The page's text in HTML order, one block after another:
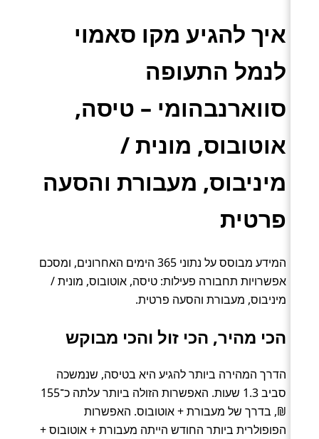
איך להגיע מקו סאמוי
לנמל התעופה
סווארנבהומי – טיסה,
אוטובוס, מונית /
מיניבוס, מעבורת והסעה
פרטית
המידע מבוסס על נתוני 365 הימים האחרונים, ומסכם
אפשרויות תחבורה פעילות: טיסה, אוטובוס, מונית /
מיניבוס, מעבורת והסעה פרטית.
הכי מהיר, הכי זול והכי מבוקש
הדרך המהירה ביותר להגיע היא בטיסה, שנמשכה
סביב 1.3 שעות. האפשרות הזולה ביותר עלתה כ־155
₪, בדרך של מעבורת + אוטובוס. האפשרות
הפופולרית ביותר החודש הייתה מעבורת + אוטובוס +